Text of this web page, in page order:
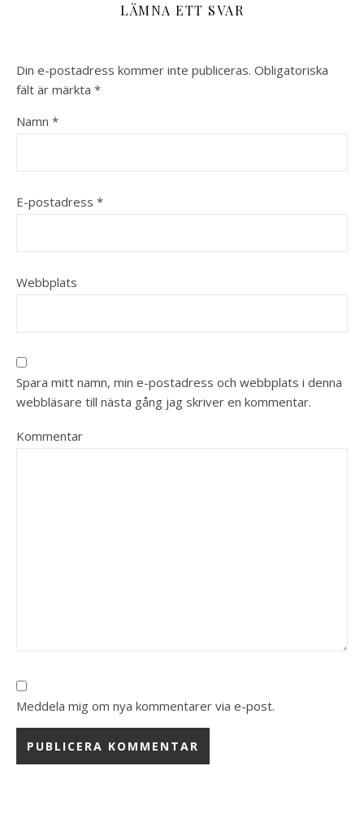
LÄMNA ETT SVAR
Din e-postadress kommer inte publiceras. Obligatoriska
fält är märkta *
Namn *
E-postadress *
Webbplats
Spara mitt namn, min e-postadress och webbplats i denna
webbläsare till nästa gång jag skriver en kommentar.
Kommentar
Meddela mig om nya kommentarer via e-post.